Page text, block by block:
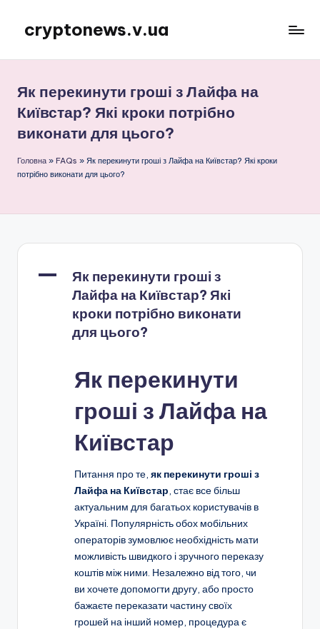
Перейти
вмісту
cryptonews.v.ua
криптовалют,
аналітика,
курси,
прогнози
гайди.
Як перекинути гроші з Лайфа на
Київстар? Які кроки потрібно
виконати для цього?
Головна » FAQs » Як перекинути гроші з Лайфа на Київстар? Які кроки
потрібно виконати для цього?
A
Як перекинути гроші з
Лайфа на Київстар? Які
кроки потрібно виконати
для цього?
Як перекинути
гроші з Лайфа на
Київстар
Питання про те, як перекинути гроші з
Лайфа на Київстар, стає все більш
актуальним для багатьох користувачів в
Україні. Популярність обох мобільних
операторів зумовлює необхідність мати
можливість швидкого і зручного переказу
коштів між ними. Незалежно від того, чи
ви хочете допомогти другу, або просто
бажаєте переказати частину своїх
грошей на інший номер, процедура є